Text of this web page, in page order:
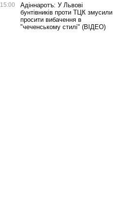
15:00
Адіннаротъ: У Львові
бунтівників проти ТЦК змусили
просити вибачення в
"чеченському стилі" (ВІДЕО)